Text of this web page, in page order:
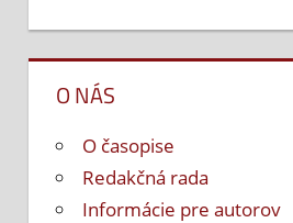
O NÁS
O časopise
Redakčná rada
Informácie pre autorov